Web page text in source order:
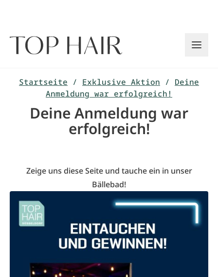
Startseite / Exklusive Aktion / Deine
Anmeldung war erfolgreich!
Deine Anmeldung war
erfolgreich!
Zeige uns diese Seite und tauche ein in unser
Bällebad!